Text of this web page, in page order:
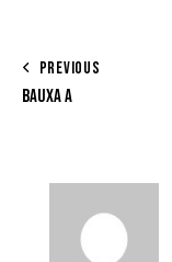
PREVIOUS
BAUXA A